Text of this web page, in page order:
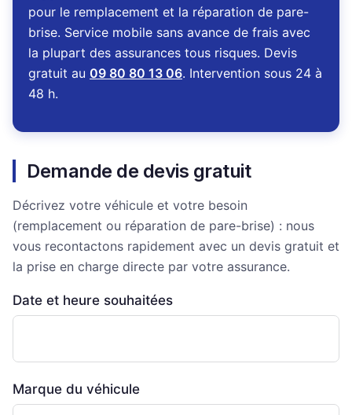
pour le remplacement et la réparation de pare-
brise. Service mobile sans avance de frais avec
la plupart des assurances tous risques. Devis
gratuit au 09 80 80 13 06. Intervention sous 24 à
48 h.
Demande de devis gratuit
Décrivez votre véhicule et votre besoin
(remplacement ou réparation de pare-brise) : nous
vous recontactons rapidement avec un devis gratuit et
la prise en charge directe par votre assurance.
Date et heure souhaitées
Marque du véhicule